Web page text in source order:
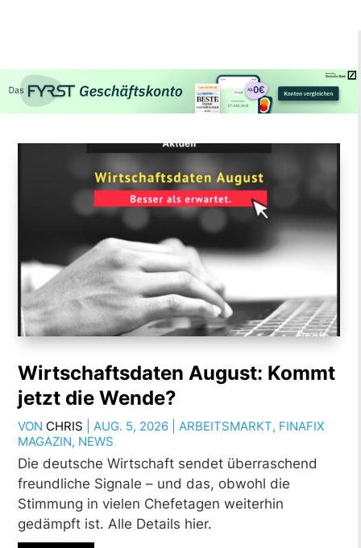
Wirtschaftsdaten August: Kommt
jetzt die Wende?
VON CHRIS AUG. 5, 2026 ARBEITSMARKT, FINAFIX
MAGAZIN, NEWS
Die deutsche Wirtschaft sendet überraschend
freundliche Signale – und das, obwohl die
Stimmung in vielen Chefetagen weiterhin
gedämpft ist. Alle Details hier.